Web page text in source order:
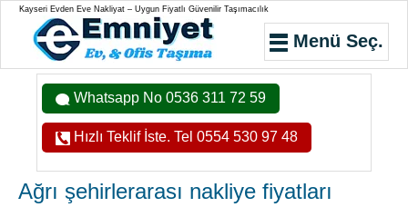
Kayseri Evden Eve Nakliyat – Uygun Fiyatlı Güvenilir Taşımacılık
Menü Seç.
Whatsapp No 0536 311 72 59
Hızlı Teklif İste. Tel 0554 530 97 48
Ağrı şehirlerarası nakliye fiyatları